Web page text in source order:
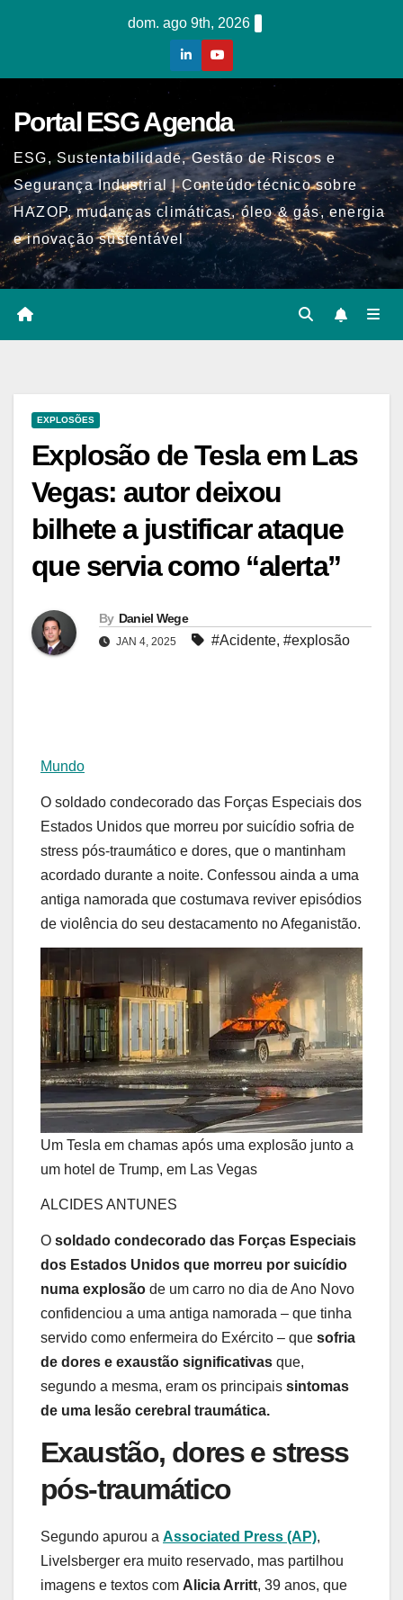
dom. ago 9th, 2026
Portal ESG Agenda
ESG, Sustentabilidade, Gestão de Riscos e
Segurança Industrial | Conteúdo técnico sobre
HAZOP, mudanças climáticas, óleo & gás, energia
e inovação sustentável
EXPLOSÕES
Explosão de Tesla em Las
Vegas: autor deixou
bilhete a justificar ataque
que servia como “alerta”
By Daniel Wege
JAN 4, 2025 #Acidente, #explosão
Mundo
O soldado condecorado das Forças Especiais dos
Estados Unidos que morreu por suicídio sofria de
stress pós-traumático e dores, que o mantinham
acordado durante a noite. Confessou ainda a uma
antiga namorada que costumava reviver episódios
de violência do seu destacamento no Afeganistão.
Um Tesla em chamas após uma explosão junto a
um hotel de Trump, em Las Vegas
ALCIDES ANTUNES
O soldado condecorado das Forças Especiais
dos Estados Unidos que morreu por suicídio
numa explosão de um carro no dia de Ano Novo
confidenciou a uma antiga namorada – que tinha
servido como enfermeira do Exército – que sofria
de dores e exaustão significativas que,
segundo a mesma, eram os principais sintomas
de uma lesão cerebral traumática.
Exaustão, dores e stress
pós-traumático
Segundo apurou a Associated Press (AP),
Livelsberger era muito reservado, mas partilhou
imagens e textos com Alicia Arritt, 39 anos, que